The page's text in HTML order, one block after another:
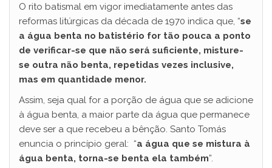
O rito batismal em vigor imediatamente antes das
reformas litúrgicas da década de 1970 indica que, “se
a água benta no batistério for tão pouca a ponto
de verificar-se que não será suficiente, misture-
se outra não benta, repetidas vezes inclusive,
mas em quantidade menor.
Assim, seja qual for a porção de água que se adicione
à água benta, a maior parte da água que permanece
deve ser a que recebeu a bênção. Santo Tomás
enuncia o princípio geral: “a água que se mistura à
água benta, torna-se benta ela também”.